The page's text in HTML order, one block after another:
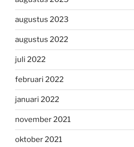
augustus 2023
augustus 2022
juli 2022
februari 2022
januari 2022
november 2021
oktober 2021